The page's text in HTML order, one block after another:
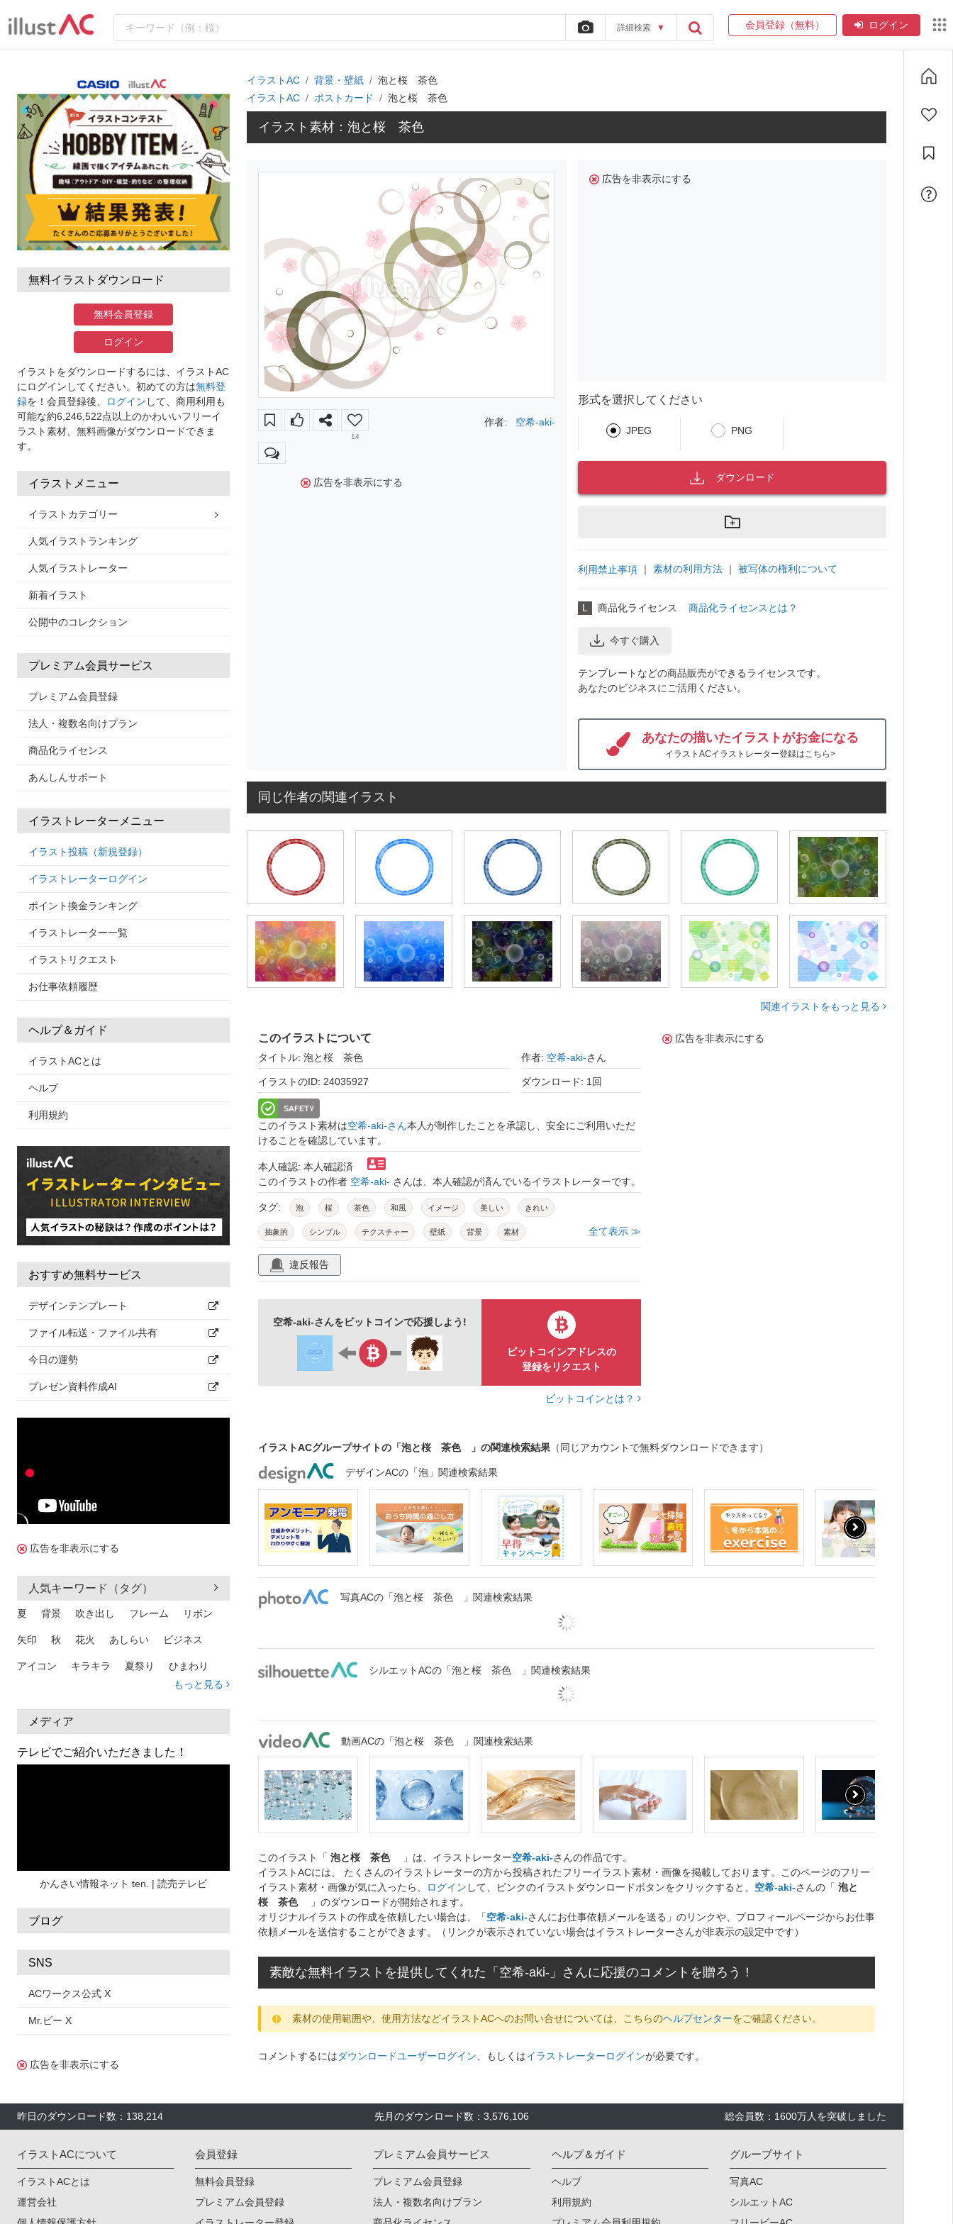
詳細検索 ▼ 会員登録（無料） ログイン
無料イラストダウンロード
無料会員登録
ログイン
イラストをダウンロードするには、イラストAC
にログインしてください。初めての方は無料登
録を！会員登録後、 ログイン して、商用利用も
可能な約6,246,522点以上のかわいいフリーイ
ラスト素材、無料画像がダウンロードできま
す。
イラストメニュー
イラストカテゴリー
人気イラストランキング
人気イラストレーター
新着イラスト
公開中のコレクション
プレミアム会員サービス
プレミアム会員登録
法人・複数名向けプラン
商品化ライセンス
あんしんサポート
イラストレーターメニュー
イラスト投稿（新規登録）
イラストレーターログイン
ポイント換金ランキング
イラストレーター一覧
イラストリクエスト
お仕事依頼履歴
ヘルプ＆ガイド
イラストACとは
ヘルプ
利用規約
おすすめ無料サービス
デザインテンプレート
ファイル転送・ファイル共有
今日の運勢
プレゼン資料作成AI
広告を非表示にする
人気キーワード（タグ）
夏 背景 吹き出し フレーム リボン
矢印 秋 花火 あしらい ビジネス
アイコン キラキラ 夏祭り ひまわり
熱中症
人物 暑中見舞い
日本地図 海
もっと見る
メディア
テレビでご紹介いただきました！
かんさい情報ネット ten. | 読売テレビ
ブログ
SNS
ACワークス公式 X
Mr.ビー X
広告を非表示にする
イラストAC 背景・壁紙
泡と桜 茶色
イラストAC
ポストカード 泡と桜 茶色
イラスト素材：泡と桜 茶色
14
作者: 空希-aki-
広告を非表示にする
広告を非表示にする
形式を選択してください
JPEG PNG
ダウンロード
利用禁止事項 ｜ 素材の利用方法 ｜ 被写体の権利について
L 商品化ライセンス 商品化ライセンスとは？
今すぐ購入
テンプレートなどの商品販売ができるライセンスです。
あなたのビジネスにご活用ください。
あなたの描いたイラストがお金になる
イラストACイラストレーター登録はこちら>
同じ作者の関連イラスト
関連イラストをもっと見る
このイラストについて
タイトル: 泡と桜 茶色 作者: 空希-aki-さん
イラストのID: 24035927 ダウンロード: 1回
SAFETY
このイラスト素材は空希-aki-さん本人が制作したことを承認し、安全にご利用いただ
けることを確認しています。
本人確認: 本人確認済
このイラストの作者 空希-aki- さんは、本人確認が済んでいるイラストレーターです。
タグ: 泡 桜 茶色 和風 イメージ 美しい きれい
抽象的 シンプル テクスチャー 壁紙 背景 素材 全て表示 ≫
違反報告
空希-aki-さんをビットコインで応援しよう!
ビットコインアドレスの
登録をリクエスト
ビットコインとは？
広告を非表示にする
イラストACグループサイトの「泡と桜 茶色 」の関連検索結果 （同じアカウントで無料ダウンロードできます）
デザインACの「泡」関連検索結果
写真ACの「泡と桜 茶色 」関連検索結果
シルエットACの「泡と桜 茶色 」関連検索結果
動画ACの「泡と桜 茶色 」関連検索結果
このイラスト「 泡と桜 茶色 」は、イラストレーター空希-aki-さんの作品です。
イラストACには、 たくさんのイラストレーターの方から投稿されたフリーイラスト素材・画像を掲載しております。このページのフリー
イラスト素材・画像が気に入ったら、
ログイン して、ピンクのイラストダウンロードボタンをクリックすると、 空希-aki-さんの「 泡と
桜 茶色
」のダウンロードが開始されます。
オリジナルイラストの作成を依頼したい場合は、「空希-aki-さんにお仕事依頼メールを送る」のリンクや、プロフィールページからお仕事
依頼メールを送信することができます。（リンクが表示されていない場合はイラストレーターさんが非表示の設定中です）
素敵な無料イラストを提供してくれた「空希-aki-」さんに応援のコメントを贈ろう！
素材の使用範囲や、使用方法などイラストACへのお問い合せについては、こちらのヘルプセンターをご確認ください。
コメントするにはダウンロードユーザーログイン 、もしくはイラストレーターログインが必要です。
昨日のダウンロード数：138,214 先月のダウンロード数：3,576,106 総会員数：1600万人を突破しました
イラストACについて
イラストACとは
運営会社
会員登録
無料会員登録
プレミアム会員登録
プレミアム会員サービス
プレミアム会員登録
法人・複数名向けプラン
ヘルプ＆ガイド
ヘルプ
利用規約
グループサイト
写真AC
シルエットAC